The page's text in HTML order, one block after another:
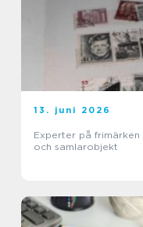
13. juni 2026
Experter på frimärken
och samlarobjekt